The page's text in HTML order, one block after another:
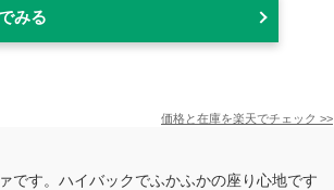
みる
価格と在庫を楽天でチェック >>
です。ハイバックでふかふかの座り心地です